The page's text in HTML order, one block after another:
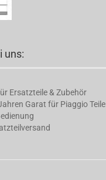
uns:
Ersatzteile & Zubehör
Garat für Piaggio Teile